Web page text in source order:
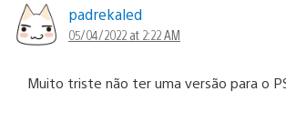
padrekaled
05/04/2022 at 2:22 AM
Muito triste não ter uma versão para o